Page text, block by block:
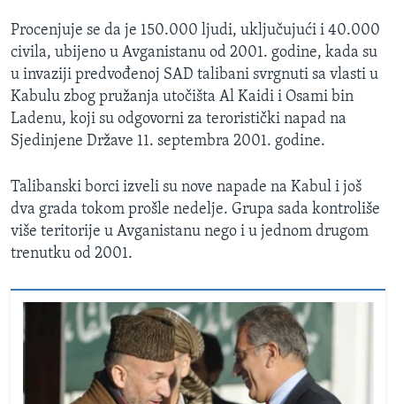
Procenjuje se da je 150.000 ljudi, uključujući i 40.000
civila, ubijeno u Avganistanu od 2001. godine, kada su
u invaziji predvođenoj SAD talibani svrgnuti sa vlasti u
Kabulu zbog pružanja utočišta Al Kaidi i Osami bin
Ladenu, koji su odgovorni za teroristički napad na
Sjedinjene Države 11. septembra 2001. godine.
Talibanski borci izveli su nove napade na Kabul i još
dva grada tokom prošle nedelje. Grupa sada kontroliše
više teritorije u Avganistanu nego i u jednom drugom
trenutku od 2001.